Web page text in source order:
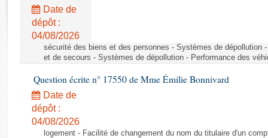
Rapports législatifs
Rapports sur l'application des lois
Baromètre de l’application des lois
Dossiers législatifs
Budget et sécurité sociale
Questions écrites et orales
Comptes rendus des débats
Date de
dépôt :
04/08/2026
sécurité des biens et des personnes - Systèmes de dépollution
et de secours - Systèmes de dépollution - Performance des
Question écrite n° 17550 de Mme Émilie Bonnivard
Date de
dépôt :
04/08/2026
logement - Facilité de changement du nom du titulaire d'un